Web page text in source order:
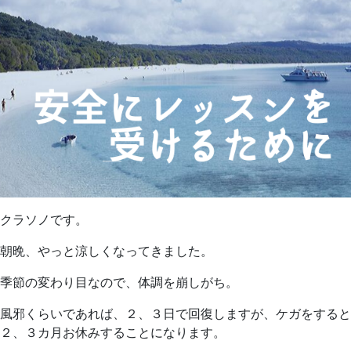
クラソノです。
朝晩、やっと涼しくなってきました。
季節の変わり目なので、体調を崩しがち。
風邪くらいであれば、２、３日で回復しますが、ケガをすると
２、３カ月お休みすることになります。